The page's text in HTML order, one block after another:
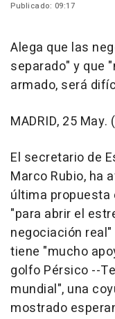
Publicado: 09:17
Alega que las
separado" y que
armado, será
MADRID, 25 May.
El secretario de
Marco Rubio, ha
última propuesta
"para abrir el
negociación
tiene "mucho
golfo Pérsico --
mundial", una
mostrado